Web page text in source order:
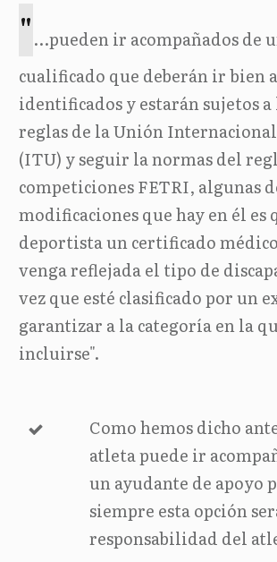
"...pueden ir acompañados de
cualificado que deberán ir bien
identificados y estarán sujetos a
reglas de la Unión
(ITU) y seguir la normas del
competiciones FETRI, algunas
modificaciones que hay en él es
deportista un certificado
venga reflejada el tipo de
vez que esté clasificado por un
garantizar a la categoría en la
incluirse".
Como hemos dicho
atleta puede ir
un ayudante de apoyo
siempre esta opción
responsabilidad del